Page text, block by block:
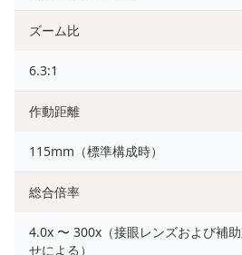
ズーム比
6.3:1
作動距離
115mm（標準構成時）
総合倍率
4.0x 〜 300x（接眼レンズおよび補
せによる）